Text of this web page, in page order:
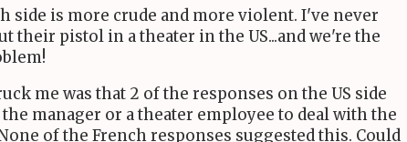
side is more crude and more violent. I've never
their pistol in a theater in the US...and we're the
me was that 2 of the responses on the US side
manager or a theater employee to deal with the
of the French responses suggested this. Could